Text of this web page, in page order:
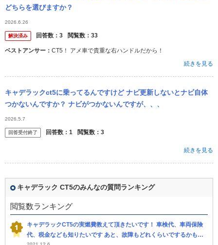
どちらを選びますか？
2026.6.26
解決済み 回答数： 3 閲覧数： 33
ベストアンサー： CT5！ アメ車で貴重な右ハンドルだから！
続きを見る
キャデラックct5に乗ってるんですけど ナビ更新しないとナビ自体
つかないんですか？ ナビがつかないんですが、、、
2026.5.7
回答受付終了 回答数： 1 閲覧数： 3
続きを見る
キャデラック CT5のみんなの質問ランキング
閲覧数ランキング
キャデラックCT5の実燃費教えて頂きたいです！ 車検代、車両保険
代、税金なども知りたいです あと、故障もどれくらいでするかもし